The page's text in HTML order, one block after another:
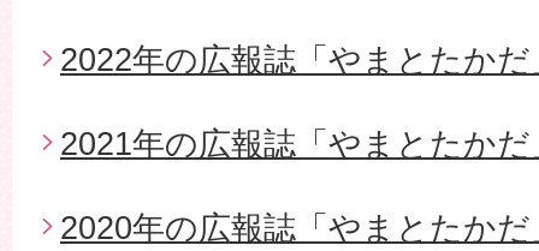
2022年の広報誌「やまとたかだ
2021年の広報誌「やまとたかだ
2020年の広報誌「やまとたかだ